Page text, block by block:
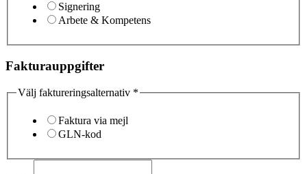
Signering
Arbete & Kompetens
Fakturauppgifter
Välj faktureringsalternativ *
Faktura via mejl
GLN-kod